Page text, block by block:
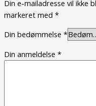
Din e-mailadresse vil ikke
markeret med *
Din bedømmelse *
Din anmeldelse *